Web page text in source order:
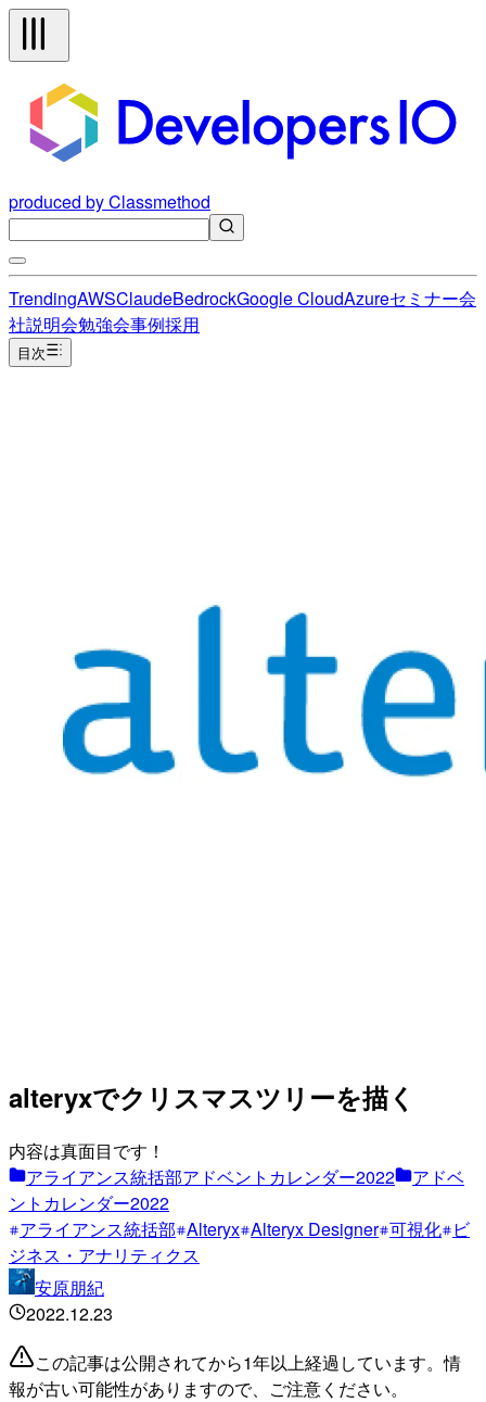
produced by Classmethod
TrendingAWSClaudeBedrockGoogle CloudAzureセミナー会
社説明会勉強会事例採用
目次
alteryxでクリスマスツリーを描く
内容は真面目です！
アライアンス統括部アドベントカレンダー2022
アドベ
ントカレンダー2022
アライアンス統括部 Alteryx Alteryx Designer 可視化 ビ
ジネス・アナリティクス
安原朋紀
2022.12.23
この記事は公開されてから1年以上経過しています。情
報が古い可能性がありますので、ご注意ください。